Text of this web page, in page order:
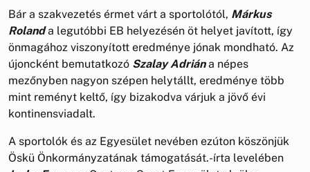
Bár a szakvezetés érmet várt a sportolótól, Márkus
Rolanda legutóbbi EB helyezésén öt helyet javított, így
önmagához viszonyított eredménye jónak mondható. Az
újoncként bemutatkozó Szalay Adriána népes
mezőnyben nagyon szépen helytállt, eredménye több
mint reményt keltő, így bizakodva várjuk a jövő évi
kontinensviadalt.
A sportolók és az Egyesület nevében ezúton köszönjük
Öskü Önkormányzatának támogatását.-írta levelében